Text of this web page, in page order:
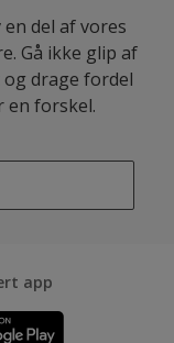
del af vores
Gå ikke glip af
drage fordel
en forskel.
app